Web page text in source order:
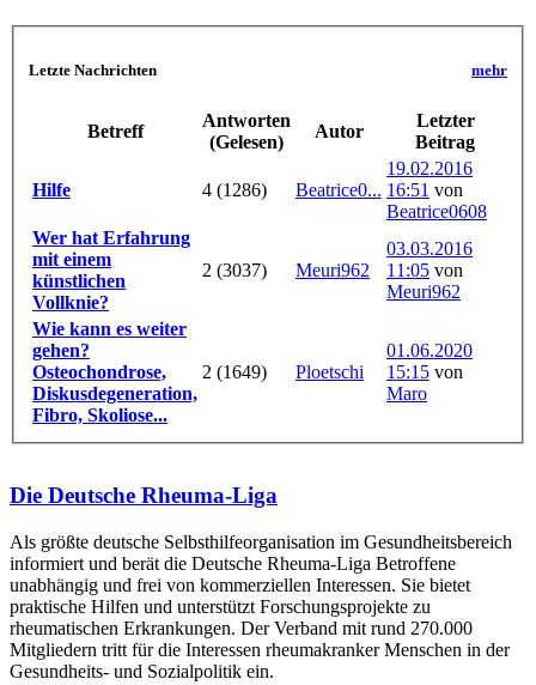
Letzte Nachrichten mehr
Betreff
Antworten
(Gelesen)
Autor
Letzter
Beitrag
Hilfe 4 (1286) Beatrice0...
19.02.2016
16:51 von
Beatrice0608
Wer hat Erfahrung
mit einem
künstlichen
Vollknie?
2 (3037) Meuri962
03.03.2016
11:05 von
Meuri962
Wie kann es weiter
gehen?
Osteochondrose,
Diskusdegeneration,
Fibro, Skoliose...
2 (1649) Ploetschi
01.06.2020
15:15 von
Maro
Die Deutsche Rheuma-Liga
Als größte deutsche Selbsthilfe­organisation im Gesundheitsbereich
informiert und berät die Deutsche Rheuma-Liga Betroffene
unabhängig und frei von kommerziellen Interessen. Sie bietet
praktische Hilfen und unterstützt Forschungsprojekte zu
rheumatischen Erkrankungen. Der Verband mit rund 270.000
Mitgliedern tritt für die Interessen rheumakranker Menschen in der
Gesundheits- und Sozialpolitik ein.